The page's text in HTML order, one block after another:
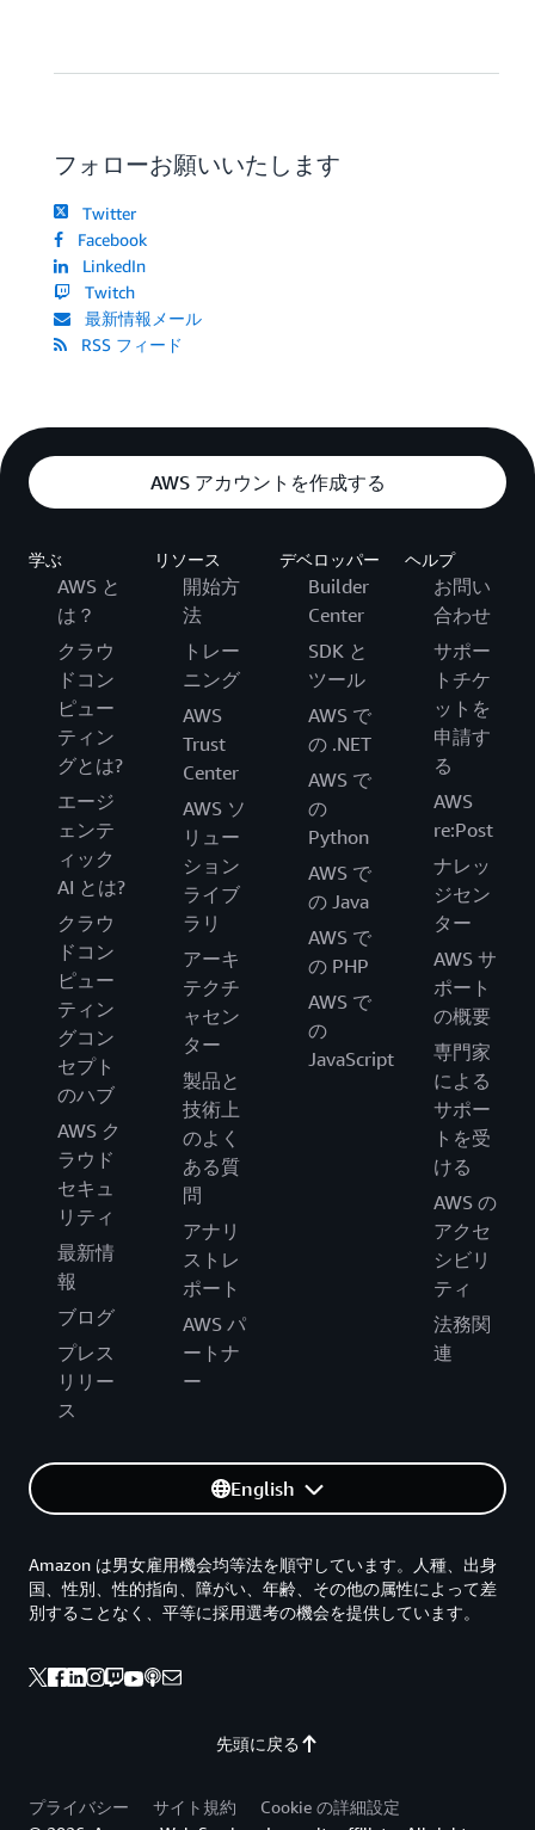
フォローお願いいたします
Twitter
Facebook
LinkedIn
Twitch
最新情報メール
RSS フィード
AWS アカウントを作成する
学ぶ
AWS と
は？
クラウ
ドコン
ピュー
ティン
グとは?
エージ
ェンテ
ィック
AI とは?
クラウ
ドコン
ピュー
ティン
グコン
セプト
のハブ
AWS ク
ラウド
セキュ
リティ
最新情
報
ブログ
プレス
リリー
ス
リソース
開始方
法
トレー
ニング
AWS
Trust
Center
AWS ソ
リュー
ション
ライブ
ラリ
アーキ
テクチ
ャセン
ター
製品と
技術上
のよく
ある質
問
アナリ
ストレ
ポート
AWS パ
ートナ
ー
デベロッパー
Builder
Center
SDK と
ツール
AWS で
の .NET
AWS で
の
Python
AWS で
の Java
AWS で
の PHP
AWS で
の
JavaScript
ヘルプ
お問い
合わせ
サポー
トチケ
ットを
申請す
る
AWS
re:Post
ナレッ
ジセン
ター
AWS サ
ポート
の概要
専門家
による
サポー
トを受
ける
AWS の
アクセ
シビリ
ティ
法務関
連
English
先頭に戻る
Amazon は男女雇用機会均等法を順守しています。人種、出身
国、性別、性的指向、障がい、年齢、その他の属性によって差
別することなく、平等に採用選考の機会を提供しています。
プライバシー サイト規約
Cookie の詳細設定